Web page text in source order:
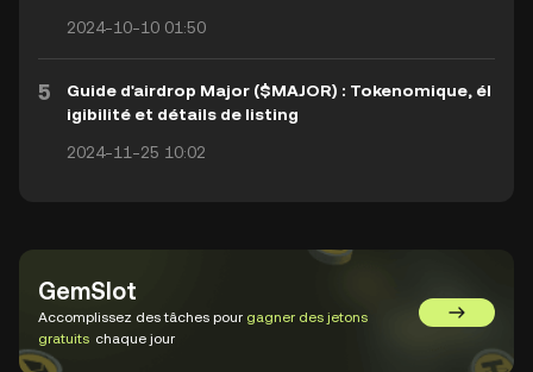
2024-10-10 01:50
5
Guide d'airdrop Major ($MAJOR) : Tokenomique, él
igibilité et détails de listing
2024-11-25 10:02
GemSlot
Accomplissez des tâches pour gagner des jetons
gratuits chaque jour
Aller sur